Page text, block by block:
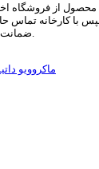
از فروشگاه
سپس با کارخانه